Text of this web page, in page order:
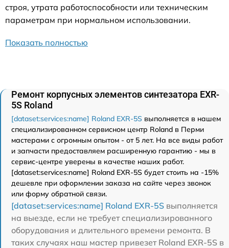
строя, утрата работоспособности или техническим
параметрам при нормальном использовании.
Показать полностью
Ремонт корпусных элементов синтезатора EXR-
5S Roland
[dataset:services:name] Roland EXR-5S выполняется в нашем
специализированном сервисном центр Roland в Перми
мастерами с огромным опытом - от 5 лет. На все виды работ
и запчасти предоставляем расширенную гарантию - мы в
сервис-центре уверены в качестве наших работ.
[dataset:services:name] Roland EXR-5S будет стоить на -15%
дешевле при оформлении заказа на сайте через звонок
или форму обратной связи.
[dataset:services:name] Roland EXR-5S выполняется
на выезде, если не требует специализированного
оборудования и длительного времени ремонта. В
таких случаях наш мастер привезет Roland EXR-5S в